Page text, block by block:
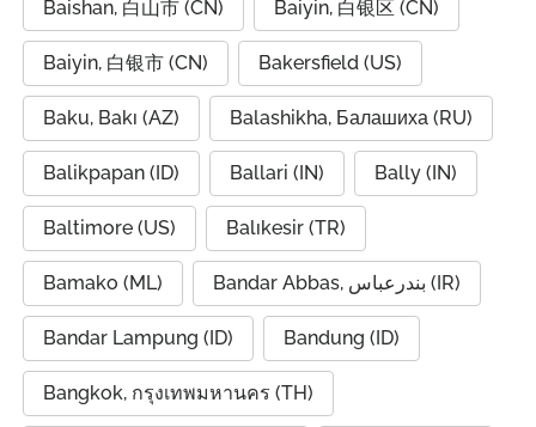
Baishan, 白山市 (CN) Baiyin, 白银区 (CN)
Baiyin, 白银市 (CN) Bakersfield (US)
Baku, Bakı (AZ) Balashikha, Балашиха (RU)
Balikpapan (ID) Ballari (IN) Bally (IN)
Baltimore (US) Balıkesir (TR)
Bamako (ML) Bandar Abbas, بندرعباس (IR)
Bandar Lampung (ID) Bandung (ID)
Bangkok, กรุงเทพมหานคร (TH)